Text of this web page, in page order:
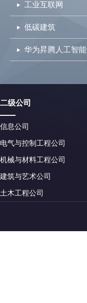
工业互联网
低碳建筑
华为昇腾人工智能
二级公司
信息公司
电气与控制工程公司
机械与材料工程公司
建筑与艺术公司
土木工程公司